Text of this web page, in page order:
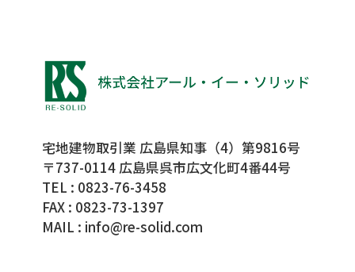
宅地建物取引業 広島県知事（4）第9816号
〒737-0114 広島県呉市広文化町4番44号
TEL : 0823-76-3458
FAX : 0823-73-1397
MAIL : info@re-solid.com